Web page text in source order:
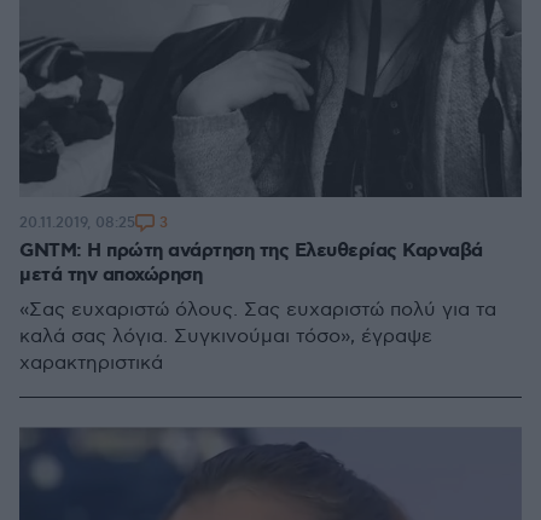
GNTM: Η πρώτη ανάρτηση της Ελευθερίας Καρναβά
μετά την αποχώρηση
«Σας ευχαριστώ όλους. Σας ευχαριστώ πολύ για τα
καλά σας λόγια. Συγκινούμαι τόσο», έγραψε
χαρακτηριστικά
20.11.2019, 08:25 3